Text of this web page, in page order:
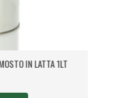
IN LATTA 1LT